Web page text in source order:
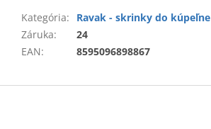
Kategória:
Ravak - skrinky do kúpeľne
Záruka:
24
EAN: 8595096898867
Z